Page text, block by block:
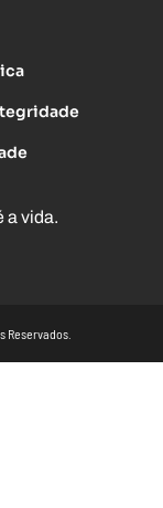
a vida.
Reservados.